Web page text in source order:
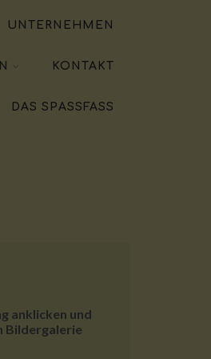
UNTERNEHMEN
KONTAKT
DAS SPASSFASS
anklicken und
Bildergalerie